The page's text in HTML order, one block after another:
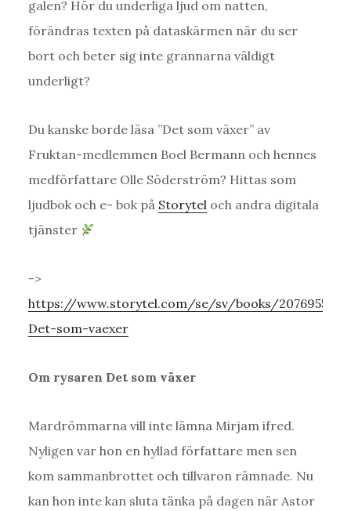
galen? Hör du underliga ljud om natten,
förändras texten på dataskärmen när du ser
bort och beter sig inte grannarna väldigt
underligt?
Du kanske borde läsa ”Det som växer” av
Fruktan-medlemmen Boel Bermann och hennes
medförfattare Olle Söderström? Hittas som
ljudbok och e- bok på Storyteloch andra digitala
tjänster
->
https://www.storytel.com/se/sv/books/2076955-
Det-som-vaexer
Om rysaren Det som växer
Mardrömmarna vill inte lämna Mirjam ifred.
Nyligen var hon en hyllad författare men sen
kom sammanbrottet och tillvaron rämnade. Nu
kan hon inte kan sluta tänka på dagen när Astor